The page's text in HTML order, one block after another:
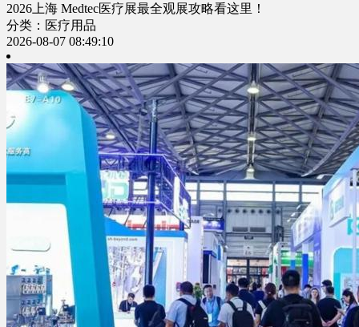
2026上海 Medtec医疗展最全观展攻略看这里！
分类：医疗用品
2026-08-07 08:49:10